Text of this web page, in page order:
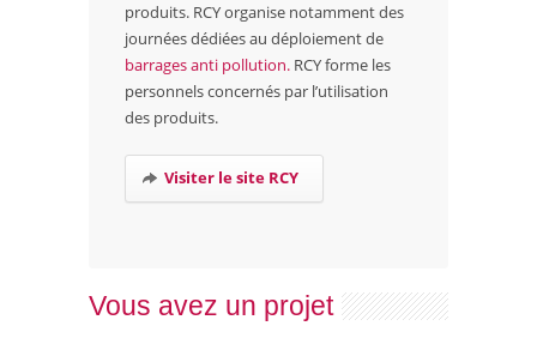
produits. RCY organise notamment des
journées dédiées au déploiement de
barrages anti pollution. RCY forme les
personnels concernés par l’utilisation
des produits.
Visiter le site RCY
Vous avez un projet